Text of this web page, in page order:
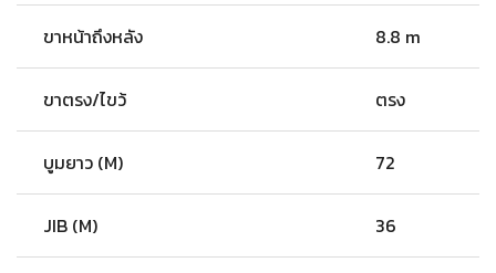
ขาหน้าถึงหลัง 8.8 m
ขาตรง/ไขว้ ตรง
บูมยาว (M) 72
JIB (M) 36